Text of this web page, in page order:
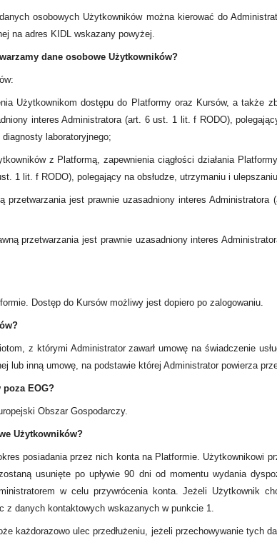
osobowych Użytkowników można kierować do
na adres KIDL wskazany powyżej.
dane osobowe Użytkowników?
Użytkownikom dostępu do Platformy oraz Kursów, a także
interes Administratora (art. 6 ust. 1 lit. f RODO),
laboratoryjnego;
z Platformą, zapewnienia ciągłości działania
1 lit. f RODO), polegający na obsłudze, utrzymaniu i
przetwarzania jest prawnie uzasadniony interes
przetwarzania jest prawnie uzasadniony interes
Dostęp do Kursów możliwy jest dopiero po zalogowaniu.
z którymi Administrator zawarł umowę na świadczenie
lub inną umowę, na podstawie której Administrator powierza
EOG?
Obszar Gospodarczy.
Użytkowników?
posiadania przez nich konta na Platformie. Użytkownikowi
usunięte po upływie 90 dni od momentu wydania
w celu przywrócenia konta. Jeżeli Użytkownik
danych kontaktowych wskazanych w punkcie 1.
każdorazowo ulec przedłużeniu, jeżeli przechowywanie tych